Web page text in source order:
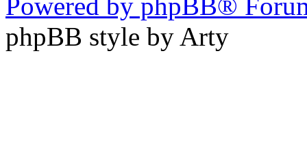
Powered by phpBB®
phpBB style by Arty